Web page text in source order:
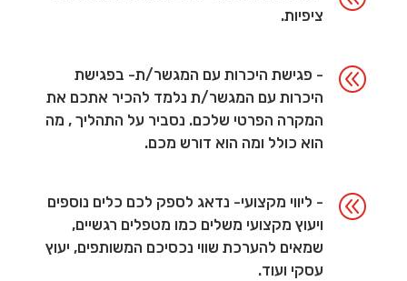
ציפיות.
@
- פגישת היכרות עם המגשר/ת- בפגישת
היכרות עם המגשר/ת נלמד להכיר אתכם את
המקרה הפרטי שלכם. נסביר על התהליך , מה
הוא כולל ומה הוא דורש מכם.
@
- ליווי מקצועי- נדאג לספק לכם כלים נוספים
ויעוץ מקצועי משלים כמו מטפלים רגשיים,
שמאים להערכת שווי נכסיכם המשותפים, יעוץ
עסקי ועוד.